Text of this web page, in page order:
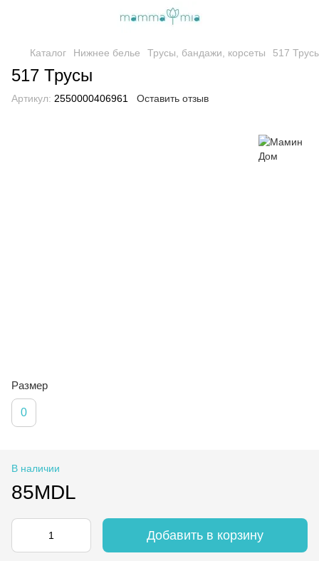
Каталог Нижнее белье Трусы, бандажи, корсеты 517
517 Трусы
Артикул: 2550000406961 Оставить отзыв
Размер
0
В наличии
85MDL
Добавить в корзину